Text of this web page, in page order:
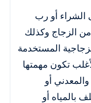
الشراء أو رب
الزجاج وكذلك
المستخدمة
تكون مهمتها
أو
بالمياه أو